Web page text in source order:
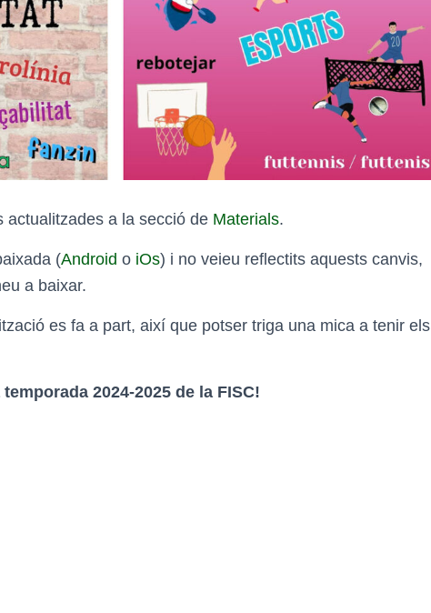
actualitzades a la secció de Materials.
(Android o iOs) i no veieu reflectits aquests canvis,
a baixar.
es fa a part, així que potser triga una mica a tenir els
2024-2025 de la FISC!